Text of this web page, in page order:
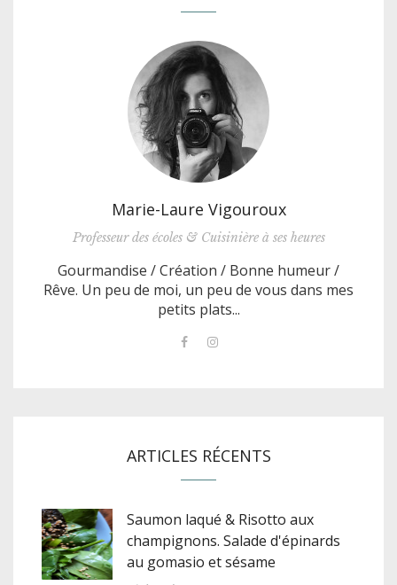
Marie-Laure Vigouroux
Professeur des écoles & Cuisinière à ses heures
Gourmandise / Création / Bonne humeur /
Rêve. Un peu de moi, un peu de vous dans mes
petits plats...
ARTICLES RÉCENTS
Saumon laqué & Risotto aux
champignons. Salade d'épinards
au gomasio et sésame